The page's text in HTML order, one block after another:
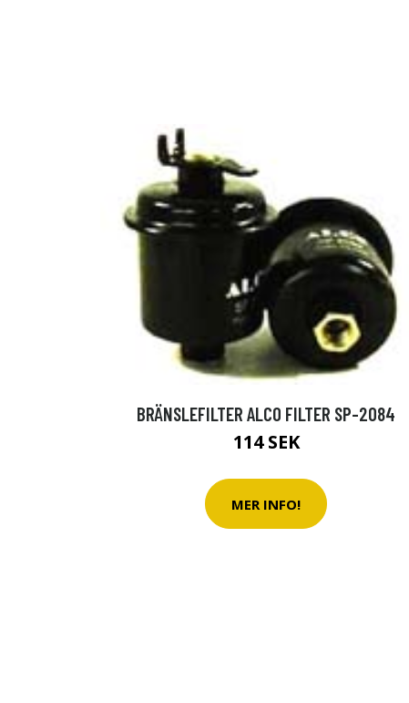
BRÄNSLEFILTER ALCO FILTER SP-2084
114 SEK
MER INFO!